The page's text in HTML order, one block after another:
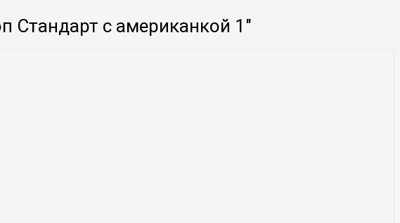
Стандарт с американкой 1″